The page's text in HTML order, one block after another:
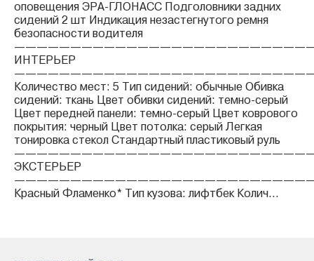
оповещения ЭРА-ГЛОНАСС Подголовники задних
сидений 2 шт Индикация незастегнутого ремня
безопасности водителя
ИНТЕРЬЕР
Количество мест: 5 Тип сидений: обычные Обивка
сидений: ткань Цвет обивки сидений: темно-серый
Цвет передней панели: темно-серый Цвет коврового
покрытия: черный Цвет потолка: серый Легкая
тонировка стекол Стандартный пластиковый руль
ЭКСТЕРЬЕР
Красный Фламенко* Тип кузова: лифтбек Колич...